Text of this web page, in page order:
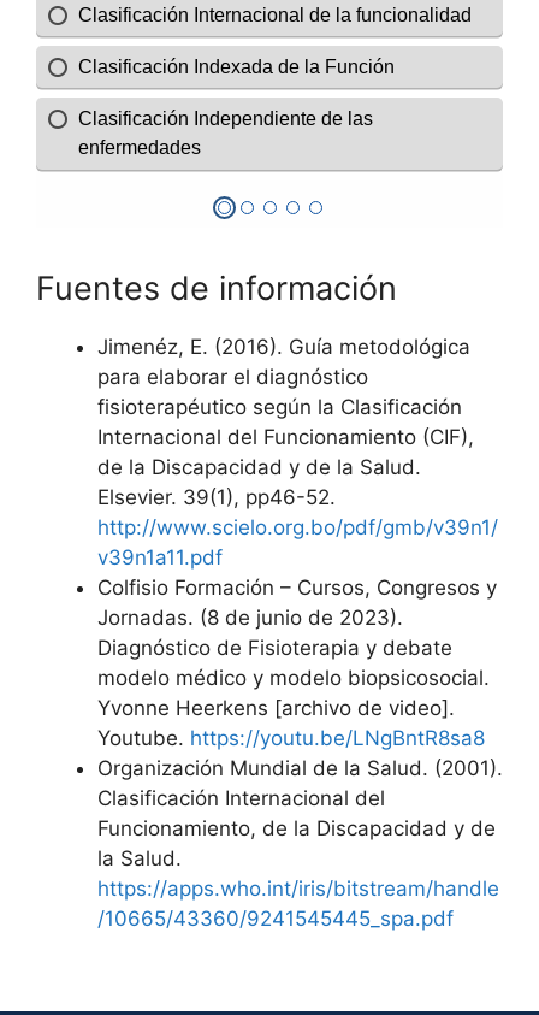
Fuentes de información
Jimenéz, E. (2016). Guía metodológica
para elaborar el diagnóstico
fisioterapéutico según la Clasificación
Internacional del Funcionamiento (CIF),
de la Discapacidad y de la Salud.
Elsevier. 39(1), pp46-52.
http://www.scielo.org.bo/pdf/gmb/v39n1/
v39n1a11.pdf
Colfisio Formación – Cursos, Congresos y
Jornadas. (8 de junio de 2023).
Diagnóstico de Fisioterapia y debate
modelo médico y modelo biopsicosocial.
Yvonne Heerkens [archivo de video].
Youtube. https://youtu.be/LNgBntR8sa8
Organización Mundial de la Salud. (2001).
Clasificación Internacional del
Funcionamiento, de la Discapacidad y de
la Salud.
https://apps.who.int/iris/bitstream/handle
/10665/43360/9241545445_spa.pdf